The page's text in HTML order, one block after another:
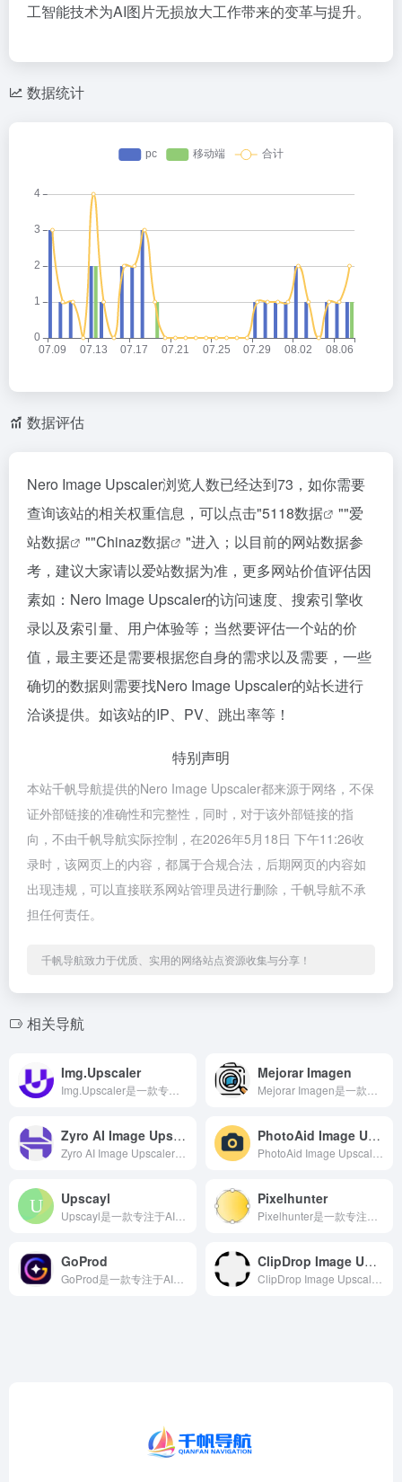
工智能技术为AI图片无损放大工作带来的变革与提升。
数据统计
数据评估
Nero Image Upscaler浏览人数已经达到73，如你需要
查询该站的相关权重信息，可以点击"5118数据 ""爱
站数据
""Chinaz数据
"进入；以目前的网站数据参
考，建议大家请以爱站数据为准，更多网站价值评估因
素如：Nero Image Upscaler的访问速度、搜索引擎收
录以及索引量、用户体验等；当然要评估一个站的价
值，最主要还是需要根据您自身的需求以及需要，一些
确切的数据则需要找Nero Image Upscaler的站长进行
洽谈提供。如该站的IP、PV、跳出率等！
特别声明
本站千帆导航提供的Nero Image Upscaler都来源于网络，不保
证外部链接的准确性和完整性，同时，对于该外部链接的指
向，不由千帆导航实际控制，在2026年5月18日 下午11:26收
录时，该网页上的内容，都属于合规合法，后期网页的内容如
出现违规，可以直接联系网站管理员进行删除，千帆导航不承
担任何责任。
千帆导航致力于优质、实用的网络站点资源收集与分享！
相关导航
Img.Upscaler Mejorar Imagen
Zyro AI Image Upscaler PhotoAid Image Upscaler
Upscayl Pixelhunter
GoProd ClipDrop Image Upscaler